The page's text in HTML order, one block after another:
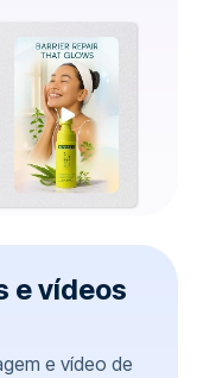
e vídeos
e vídeo de